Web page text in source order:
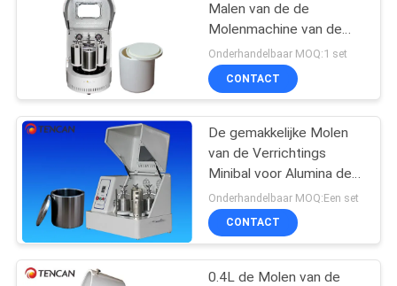
De Kruik van de
balmolen
de media van de
balmolen
21
Malen van de de
Molenmachine van de
Laboratoriumbal Klein de
Groottehoog rendement
Onderhandelbaar MOQ:1 set
CONTACT
De gemakkelijke Molen
van de Verrichtings
Minibal voor Alumina de
Steekproef van het
Oxydepoeder het Malen
Onderhandelbaar MOQ:Een set
CONTACT
0.4L de Molen van de